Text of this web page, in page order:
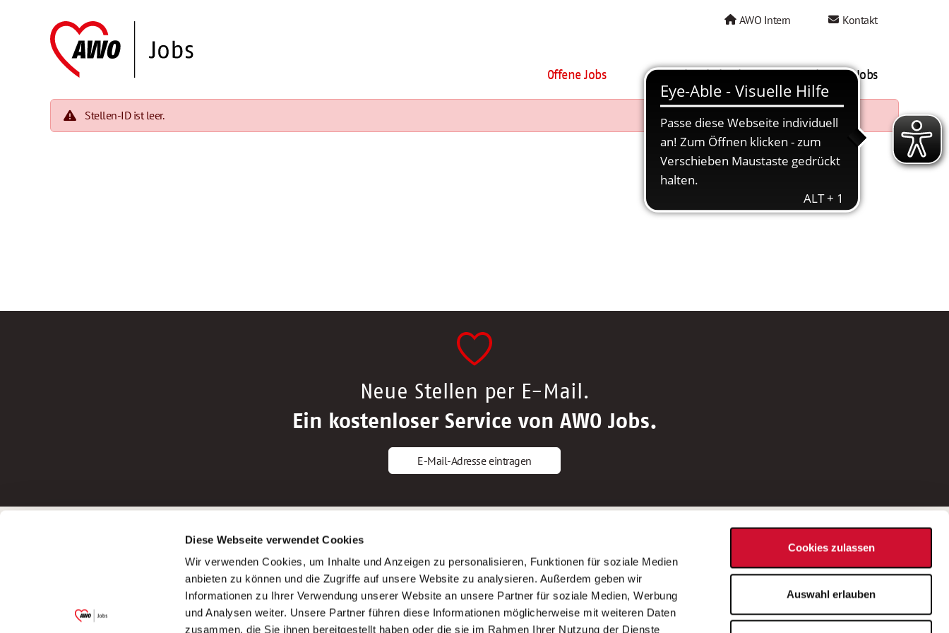
Diese Webseite verwendet Cookies
Wir verwenden Cookies, um Inhalte und Anzeigen zu personalisieren, Funktionen für soziale Medien
anbieten zu können und die Zugriffe auf unsere Website zu analysieren. Außerdem geben wir
Informationen zu Ihrer Verwendung unserer Website an unsere Partner für soziale Medien, Werbung
und Analysen weiter. Unsere Partner führen diese Informationen möglicherweise mit weiteren Daten
zusammen, die Sie ihnen bereitgestellt haben oder die sie im Rahmen Ihrer Nutzung der Dienste
Cookies zulassen
Auswahl erlauben
AWO Intern Kontakt
Offene Jobs AWO als Arbeitgeber Mein AWO Jobs
Stellen-ID ist leer.
Neue Stellen per E-Mail.
Ein kostenloser Service von AWO Jobs.
E-Mail-Adresse eintragen
Garitz Bewirtschaftungsbetriebe GmbH
(Ein Tochterunternehmen des AWO
Bezirksverbandes Unterfranken e.V.)
Bewerbungstipps
Bewerbung als Altenpfleger*in
Bewerbung als Krankenpfleger*in
Bewerbung als Altenpflegehelfer*in
Bewerbung als Erzieher*in
AWO Gliederungen nach Bundesland
Stellenangebote nach Bundesländern
Sitemap
Impressum
Datenschutz
Bei Fragen zu einer Stellenausschreibung
wenden Sie sich bitte an die*den in der
Stellenausschreibung genannte*n